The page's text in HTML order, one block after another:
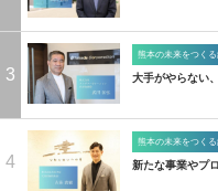
3
熊本の未来をつく
大手がやらない
4
熊本の未来をつく
新たな事業やプ